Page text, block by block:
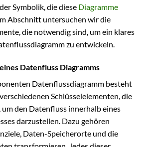
Symbolik, die diese Diagramme
Abschnitt untersuchen wir die
die notwendig sind, um ein klares
zu entwickeln.
Datenfluss Diagramms
Datenflussdiagramm besteht
Schlüsselelementen, die
den Datenfluss innerhalb eines
darzustellen. Dazu gehören
Daten-Speicherorte und die